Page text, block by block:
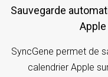
Sauvegarde automatique des données du calendrier
SyncGene permet de
calendrier Apple